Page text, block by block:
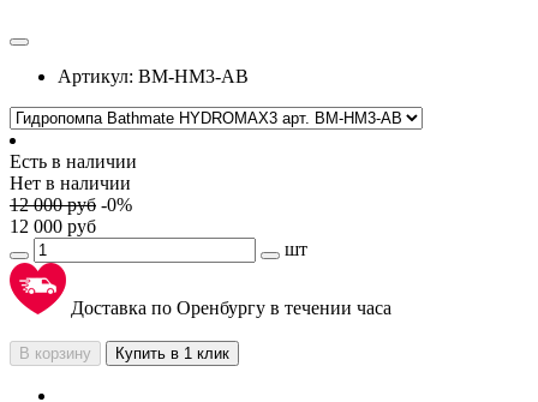
Артикул: BM-HM3-AB
Есть в наличии
Нет в наличии
12 000руб -0%
12 000 руб
шт
Доставка по Оренбургу в течении часа
В корзину Купить в 1 клик